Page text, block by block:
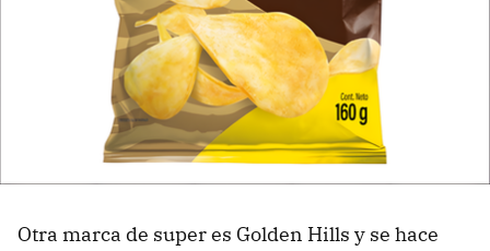
Otra marca de super es Golden Hills y se hace